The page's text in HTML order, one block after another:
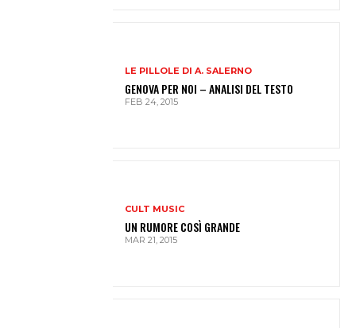
LE PILLOLE DI A. SALERNO
GENOVA PER NOI – ANALISI DEL TESTO
FEB 24, 2015
CULT MUSIC
UN RUMORE COSÌ GRANDE
MAR 21, 2015